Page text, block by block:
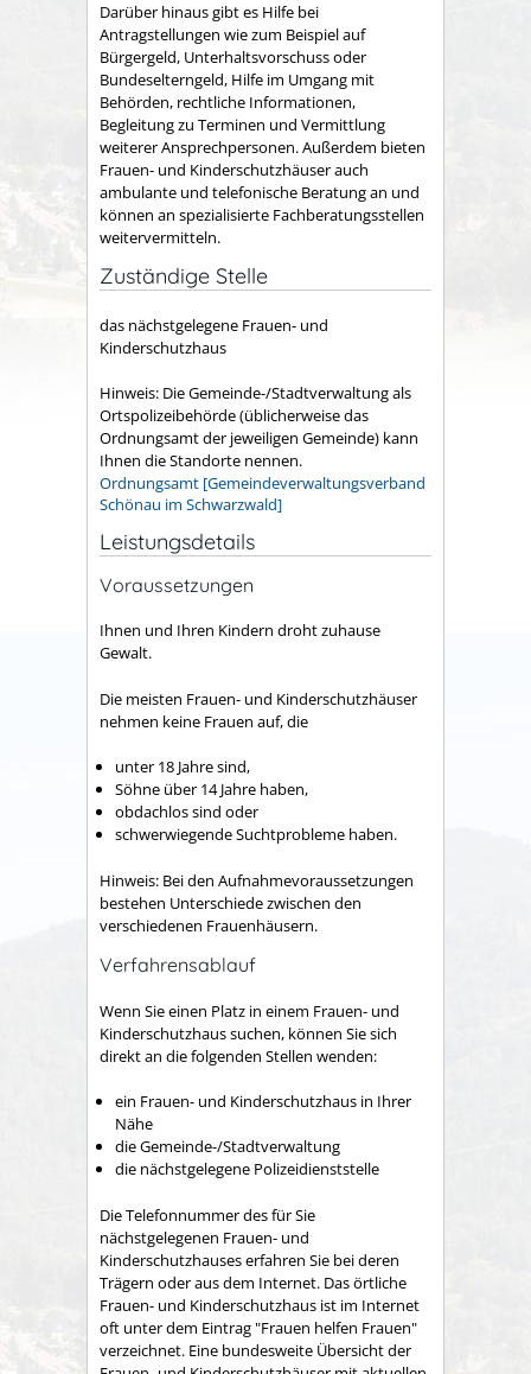
Darüber hinaus gibt es Hilfe bei
Antragstellungen wie zum Beispiel auf
Bürgergeld, Unterhaltsvorschuss oder
Bundeselterngeld, Hilfe im Umgang mit
Behörden, rechtliche Informationen,
Begleitung zu Terminen und Vermittlung
weiterer Ansprechpersonen. Außerdem bieten
Frauen- und Kinderschutzhäuser auch
ambulante und telefonische Beratung an und
können an spezialisierte Fachberatungsstellen
weitervermitteln.
Zuständige Stelle
das nächstgelegene Frauen- und
Kinderschutzhaus
Hinweis: Die Gemeinde-/Stadtverwaltung als
Ortspolizeibehörde (üblicherweise das
Ordnungsamt der jeweiligen Gemeinde) kann
Ihnen die Standorte nennen.
Ordnungsamt [Gemeindeverwaltungsverband
Schönau im Schwarzwald]
Leistungsdetails
Voraussetzungen
Ihnen und Ihren Kindern droht zuhause
Gewalt.
Die meisten Frauen- und Kinderschutzhäuser
nehmen keine Frauen auf, die
unter 18 Jahre sind,
Söhne über 14 Jahre haben,
obdachlos sind oder
schwerwiegende Suchtprobleme haben.
Hinweis: Bei den Aufnahmevoraussetzungen
bestehen Unterschiede zwischen den
verschiedenen Frauenhäusern.
Verfahrensablauf
Wenn Sie einen Platz in einem Frauen- und
Kinderschutzhaus suchen, können Sie sich
direkt an die folgenden Stellen wenden:
ein Frauen- und Kinderschutzhaus in Ihrer
Nähe
die Gemeinde-/Stadtverwaltung
die nächstgelegene Polizeidienststelle
Die Telefonnummer des für Sie
nächstgelegenen Frauen- und
Kinderschutzhauses erfahren Sie bei deren
Trägern oder aus dem Internet. Das örtliche
Frauen- und Kinderschutzhaus ist im Internet
oft unter dem Eintrag "Frauen helfen Frauen"
verzeichnet. Eine bundesweite Übersicht der